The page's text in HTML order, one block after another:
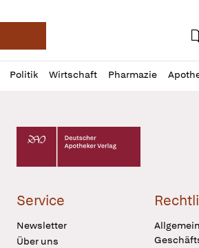
Deutsche Apotheker
Politik Wirtschaft Pharmazie
Profil
öffnen
Daz
Pur
Deutscher Apotheker Verlag Logo
Service
Newsletter
Über uns